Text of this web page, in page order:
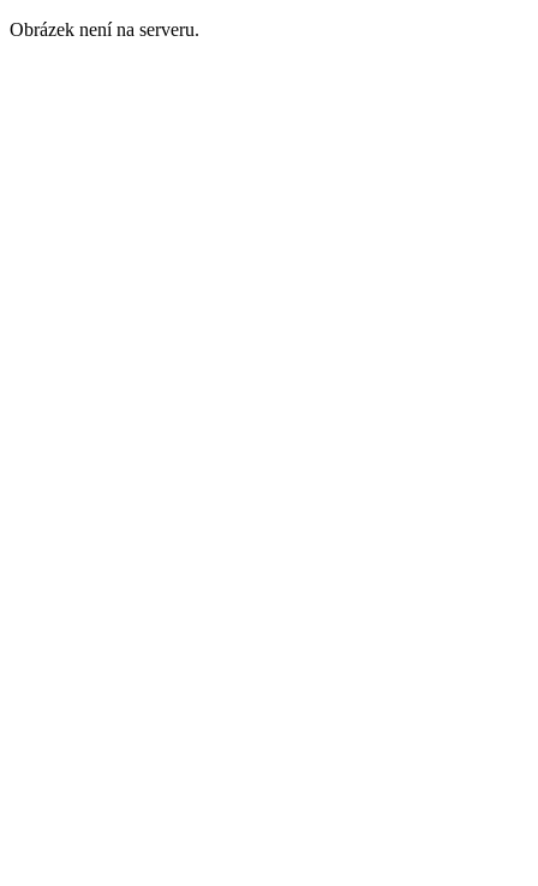
Obrázek není na serveru.